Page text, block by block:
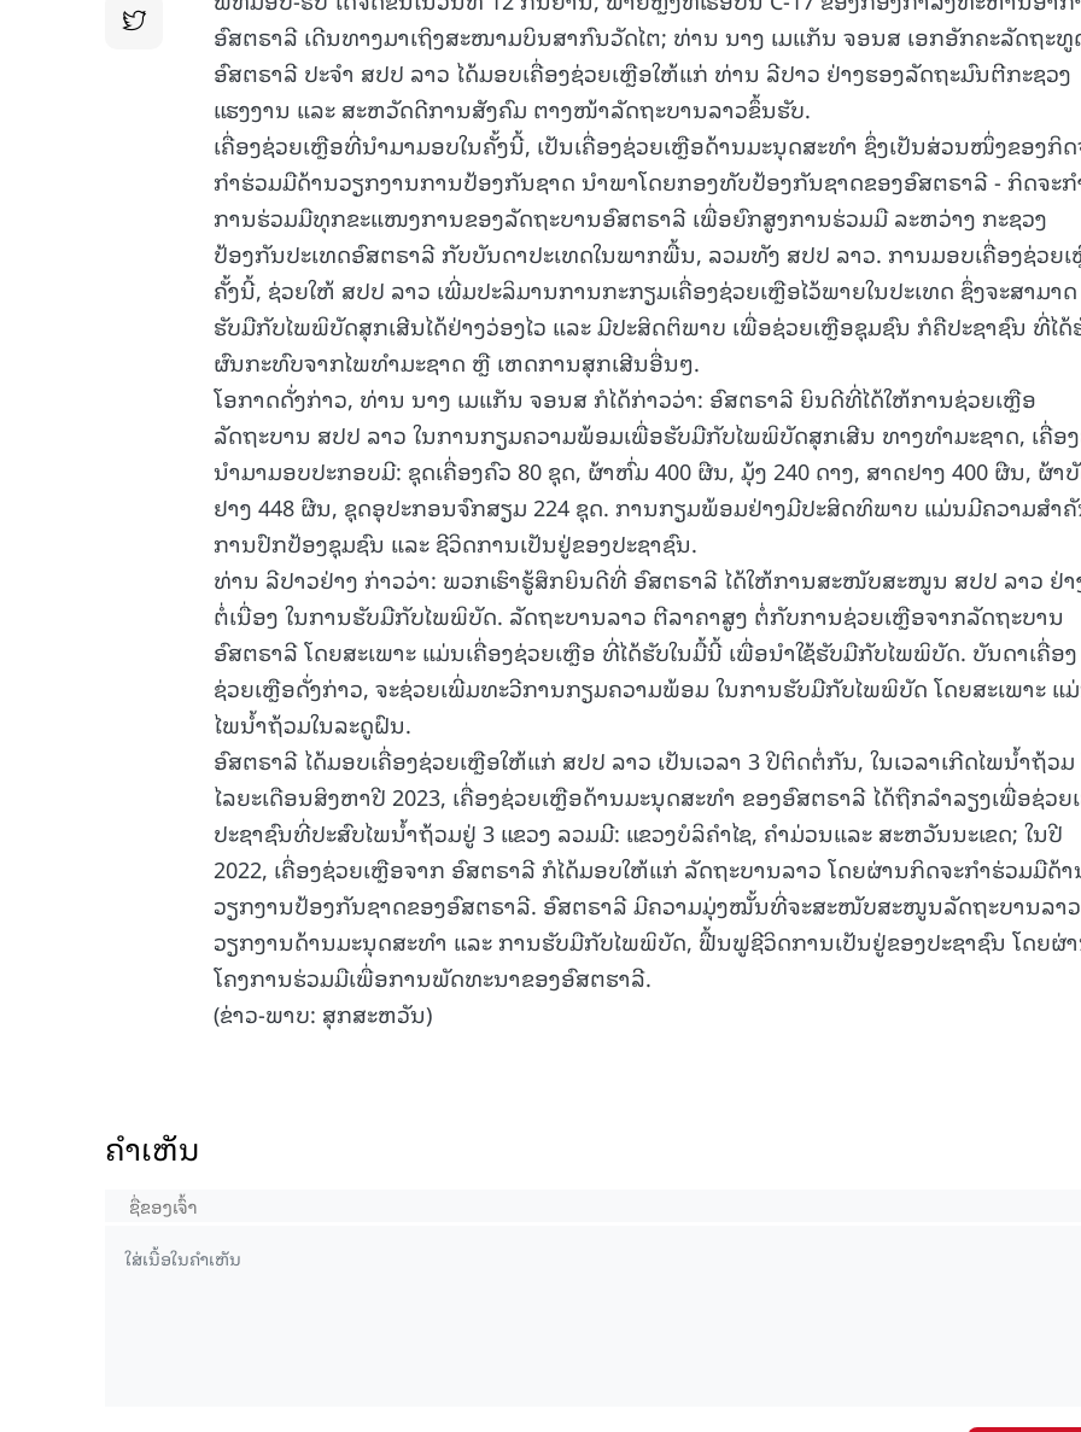
ອົສຕຣາລີ ເດີນທາງມາເຖິງສະໜາມບິນສາກົນວັດໄຕ; ທ່ານ ນາງ ເມແກັນ ຈອນສ ເອກອັກຄະລັດຖະທູ
ອົສຕຣາລີ ປະຈໍາ ສປປ ລາວ ໄດ້ມອບເຄື່ອງຊ່ວຍເຫຼືອໃຫ້ແກ່ ທ່ານ ລີປາວ ຢ່າງຮອງລັດຖະມົນຕີກະຊວງ
ແຮງງານ ແລະ ສະຫວັດດີການສັງຄົມ ຕາງໜ້າລັດຖະບານລາວຂຶ້ນຮັບ.
ເຄື່ອງຊ່ວຍເຫຼືອທີ່ນໍາມາມອບໃນຄັ້ງນີ້, ເປັນເຄື່ອງຊ່ວຍເຫຼືອດ້ານມະນຸດສະທໍາ ຊຶ່ງເປັນສ່ວນໜຶ່ງຂອງກິດ
ກໍາຮ່ວມມືດ້ານວຽກງານການປ້ອງກັນຊາດ ນໍາພາໂດຍກອງທັບປ້ອງກັນຊາດຂອງອົສຕຣາລີ - ກິດຈະກໍ
ການຮ່ວມມືທຸກຂະແໜງການຂອງລັດຖະບານອົສຕຣາລີ ເພື່ອຍົກສູງການຮ່ວມມື ລະຫວ່າງ ກະຊວງ
ປ້ອງກັນປະເທດອົສຕຣາລີ ກັບບັນດາປະເທດໃນພາກພື້ນ, ລວມທັງ ສປປ ລາວ. ການມອບເຄື່ອງຊ່ວຍ
ຄັ້ງນີ້, ຊ່ວຍໃຫ້ ສປປ ລາວ ເພີ່ມປະລິມານການກະກຽມເຄື່ອງຊ່ວຍເຫຼືອໄວ້ພາຍໃນປະເທດ ຊຶ່ງຈະສາມາດ
ຮັບມືກັບໄພພິບັດສຸກເສີນໄດ້ຢ່າງວ່ອງໄວ ແລະ ມີປະສິດຕິພາບ ເພື່ອຊ່ວຍເຫຼືອຊຸມຊົນ ກໍຄືປະຊາຊົນ ທີ່ໄດ້
ຜົນກະທົບຈາກໄພທໍາມະຊາດ ຫຼື ເຫດການສຸກເສີນອື່ນໆ.
ໂອກາດດັ່ງກ່າວ, ທ່ານ ນາງ ເມແກັນ ຈອນສ ກໍໄດ້ກ່າວວ່າ: ອົສຕຣາລີ ຍິນດີທີ່ໄດ້ໃຫ້ການຊ່ວຍເຫຼືອ
ລັດຖະບານ ສປປ ລາວ ໃນການກຽມຄວາມພ້ອມເພື່ອຮັບມືກັບໄພພິບັດສຸກເສີນ ທາງທໍາມະຊາດ, ເຄື່ອ
ນໍາມາມອບປະກອບມີ: ຊຸດເຄື່ອງຄົວ 80 ຊຸດ, ຜ້າຫົ່ມ 400 ຜືນ, ມຸ້ງ 240 ດາງ, ສາດຢາງ 400 ຜືນ, ຜ້າ
ຢາງ 448 ຜືນ, ຊຸດອຸປະກອນຈົກສຽມ 224 ຊຸດ. ການກຽມພ້ອມຢ່າງມີປະສິດທິພາບ ແມ່ນມີຄວາມສໍາຄັ
ການປົກປ້ອງຊຸມຊົນ ແລະ ຊີວິດການເປັນຢູ່ຂອງປະຊາຊົນ.
ທ່ານ ລີປາວຢ່າງ ກ່າວວ່າ: ພວກເຮົາຮູ້ສຶກຍິນດີທີ່ ອົສຕຣາລີ ໄດ້ໃຫ້ການສະໜັບສະໜູນ ສປປ ລາວ ຢ່າ
ຕໍ່ເນື່ອງ ໃນການຮັບມືກັບໄພພິບັດ. ລັດຖະບານລາວ ຕີລາຄາສູງ ຕໍ່ກັບການຊ່ວຍເຫຼືອຈາກລັດຖະບານ
ອົສຕຣາລີ ໂດຍສະເພາະ ແມ່ນເຄື່ອງຊ່ວຍເຫຼືອ ທີ່ໄດ້ຮັບໃນມື້ນີ້ ເພື່ອນໍາໃຊ້ຮັບມືກັບໄພພິບັດ. ບັນດາເຄື່ອງ
ຊ່ວຍເຫຼືອດັ່ງກ່າວ, ຈະຊ່ວຍເພີ່ມທະວີການກຽມຄວາມພ້ອມ ໃນການຮັບມືກັບໄພພິບັດ ໂດຍສະເພາະ ແ
ໄພນໍ້າຖ້ວມໃນລະດູຝົນ.
ອົສຕຣາລີ ໄດ້ມອບເຄື່ອງຊ່ວຍເຫຼືອໃຫ້ແກ່ ສປປ ລາວ ເປັນເວລາ 3 ປີຕິດຕໍ່ກັນ, ໃນເວລາເກີດໄພນໍ້າຖ້ວມ
ໄລຍະເດືອນສິງຫາປີ 2023, ເຄື່ອງຊ່ວຍເຫຼືອດ້ານມະນຸດສະທໍາ ຂອງອົສຕຣາລີ ໄດ້ຖືກລໍາລຽງເພື່ອຊ່ວຍ
ປະຊາຊົນທີ່ປະສົບໄພນໍ້າຖ້ວມຢູ່ 3 ແຂວງ ລວມມີ: ແຂວງບໍລິຄໍາໄຊ, ຄໍາມ່ວນແລະ ສະຫວັນນະເຂດ; ໃນປີ
2022, ເຄື່ອງຊ່ວຍເຫຼືອຈາກ ອົສຕຣາລີ ກໍໄດ້ມອບໃຫ້ແກ່ ລັດຖະບານລາວ ໂດຍຜ່ານກິດຈະກໍາຮ່ວມມືດ້າ
ວຽກງານປ້ອງກັນຊາດຂອງອົສຕຣາລີ. ອົສຕຣາລີ ມີຄວາມມຸ່ງໝັ້ນທີ່ຈະສະໜັບສະໜູນລັດຖະບານລາວ
ວຽກງານດ້ານມະນຸດສະທໍາ ແລະ ການຮັບມືກັບໄພພິບັດ, ຟື້ນຟູຊີວິດການເປັນຢູ່ຂອງປະຊາຊົນ ໂດຍຜ່
ໂຄງການຮ່ວມມືເພື່ອການພັດທະນາຂອງອົສຕຮາລີ.
(ຂ່າວ-ພາບ: ສຸກສະຫວັນ)
ຄໍາເຫັນ
15.038(05-08-2026) 15.037(04-08-2026) 15.036(03-08-